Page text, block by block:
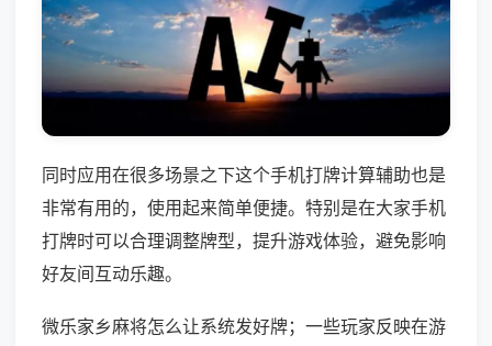
同时应用在很多场景之下这个手机打牌计算辅助也是
非常有用的，使用起来简单便捷。特别是在大家手机
打牌时可以合理调整牌型，提升游戏体验，避免影响
好友间互动乐趣。
微乐家乡麻将怎么让系统发好牌；一些玩家反映在游